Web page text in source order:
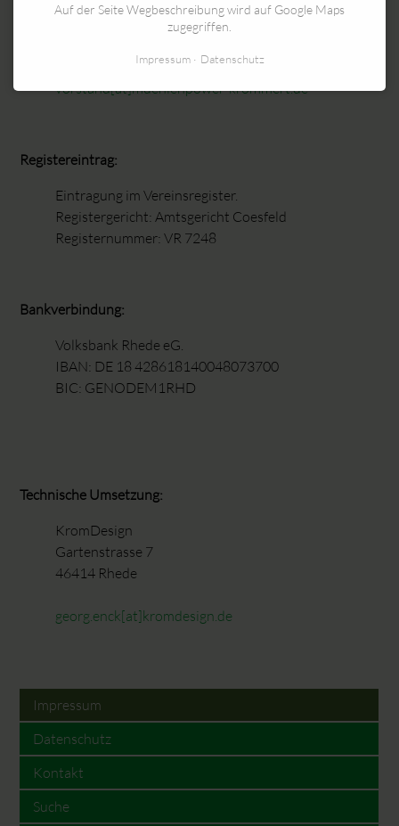
vorstand[at]muehlenpower-krommert.de
Registereintrag:
Eintragung im Vereinsregister.
Registergericht: Amtsgericht Coesfeld
Registernummer: VR 7248
Bankverbindung:
Volksbank Rhede eG.
IBAN: DE 18 428618140048073700
BIC: GENODEM1RHD
Technische Umsetzung:
KromDesign
Gartenstrasse 7
46414 Rhede
georg.enck[at]kromdesign.de
Impressum
Datenschutz
Kontakt
Suche
Auf der Seite Wegbeschreibung wird auf Google Maps
zugegriffen.
Impressum Datenschutz